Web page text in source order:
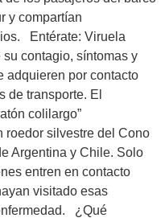
y compartían
Entérate: Viruela
contagio, síntomas y
por contacto
de transporte. El
colilargo”
roedor silvestre del Cono
Argentina y Chile. Solo
entren en contacto
visitado esas
¿Qué